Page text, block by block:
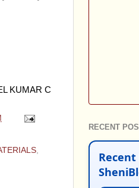
KUMAR C
RECENT